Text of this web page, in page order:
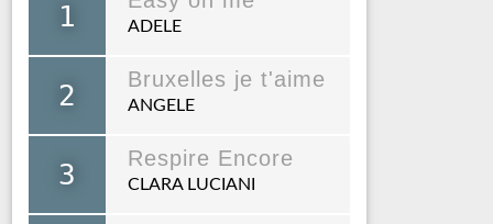
1 ADELE
2 Bruxelles je t'aime
ANGELE
3 Respire Encore
CLARA LUCIANI